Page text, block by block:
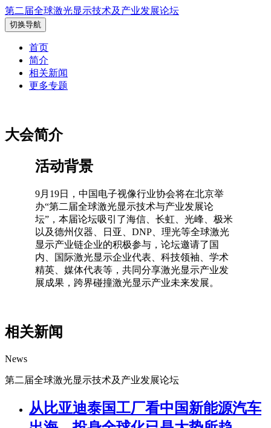
第二届全球激光显示技术及产业发展论坛
切换导航
首页
简介
相关新闻
更多专题
大会简介
活动背景
9月19日，中国电子视像行业协会将在北京举
办“第二届全球激光显示技术与产业发展论
坛”，本届论坛吸引了海信、长虹、光峰、极米
以及德州仪器、日亚、DNP、理光等全球激光
显示产业链企业的积极参与，论坛邀请了国
内、国际激光显示企业代表、科技领袖、学术
精英、媒体代表等，共同分享激光显示产业发
展成果，跨界碰撞激光显示产业未来发展。
相关新闻
News
第二届全球激光显示技术及产业发展论坛
从比亚迪泰国工厂看中国新能源汽车